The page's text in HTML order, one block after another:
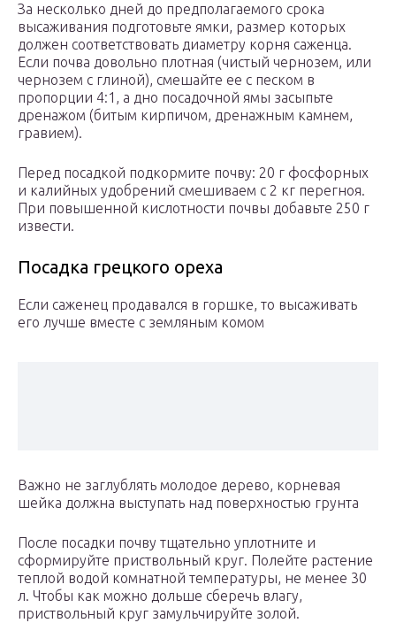
За несколько дней до предполагаемого срока
высаживания подготовьте ямки, размер которых
должен соответствовать диаметру корня саженца.
Если почва довольно плотная (чистый чернозем, или
чернозем с глиной), смешайте ее с песком в
пропорции 4:1, а дно посадочной ямы засыпьте
дренажом (битым кирпичом, дренажным камнем,
гравием).
Перед посадкой подкормите почву: 20 г фосфорных
и калийных удобрений смешиваем с 2 кг перегноя.
При повышенной кислотности почвы добавьте 250 г
извести.
Посадка грецкого ореха
Если саженец продавался в горшке, то высаживать
его лучше вместе с земляным комом
Важно не заглублять молодое дерево, корневая
шейка должна выступать над поверхностью грунта
После посадки почву тщательно уплотните и
сформируйте приствольный круг. Полейте растение
теплой водой комнатной температуры, не менее 30
л. Чтобы как можно дольше сберечь влагу,
приствольный круг замульчируйте золой.